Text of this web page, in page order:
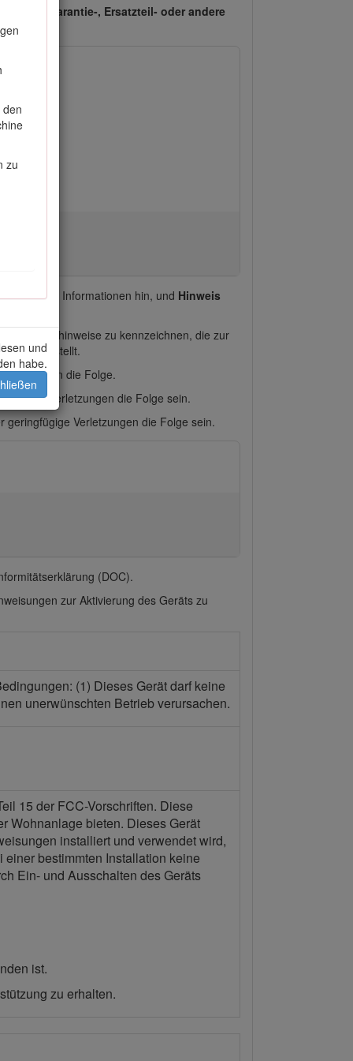
zu
und
habe.
auf Garantie-, Ersatzteil- oder andere
Informationen hin, und Hinweis
zu kennzeichnen, die zur
dargestellt.
die Folge.
Verletzungen die Folge sein.
geringfügige Verletzungen die Folge sein.
(DOC).
zur Aktivierung des Geräts zu
(1) Dieses Gerät darf keine
unerwünschten Betrieb verursachen.
15 der FCC-Vorschriften. Diese
Wohnanlage bieten. Dieses Gerät
installiert und verwendet wird,
bestimmten Installation keine
Ein- und Ausschalten des Geräts
ist.
zu erhalten.